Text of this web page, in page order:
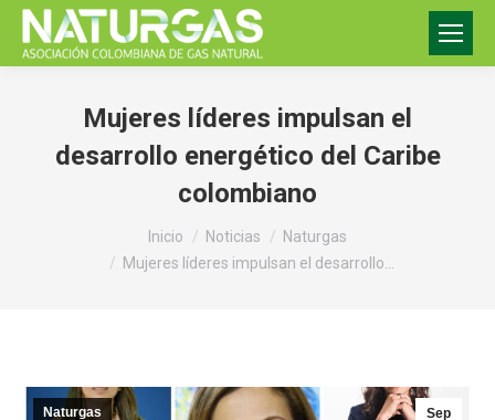
Mujeres líderes impulsan el
desarrollo energético del Caribe
colombiano
Inicio Noticias
Naturgas
Mujeres líderes impulsan el desarrollo…
Sep
Naturgas